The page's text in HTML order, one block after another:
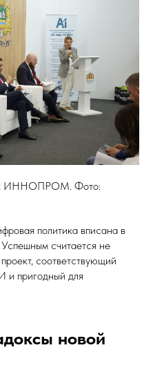
ИННОПРОМ. Фото:
политика вписана в
считается не
соответствующий
и пригодный для
новой